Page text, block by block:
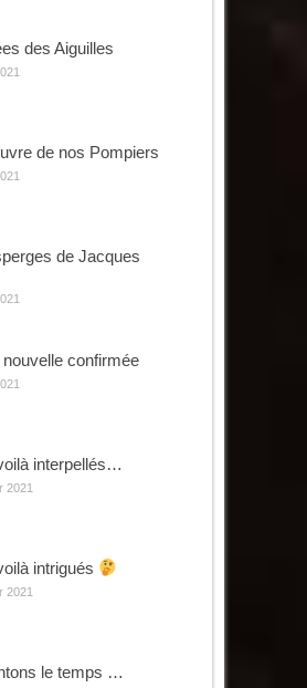
des Aiguilles
de nos Pompiers
de Jacques
nouvelle confirmée
interpellés…
2021
intrigués
2021
le temps …